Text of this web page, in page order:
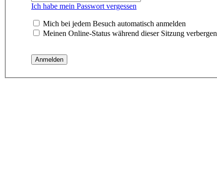
Ich habe mein Passwort vergessen
Mich bei jedem Besuch automatisch anmelden
Meinen Online-Status während dieser Sitzung verbergen